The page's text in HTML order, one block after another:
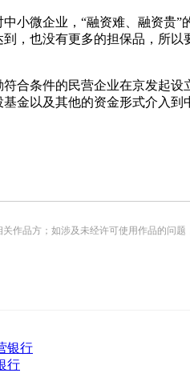
微企业，“融资难、融资贵”
，也没有更多的担保品，所
条件的民营企业在京发起设
金以及其他的资金形式介入
品方；如涉及未经许可使用作品的问题
银行
行